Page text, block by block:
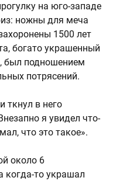
на юго-западе
ножны для меча
1500 лет
богато украшенный
был подношением
потрясений.
ткнул в него
я увидел что-
что это такое».
около 6
когда-то украшал